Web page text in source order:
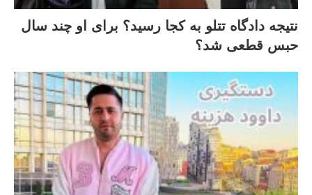
نتیجه دادگاه تتلو به کجا رسید؟ برای او چند سال
حبس قطعی شد؟